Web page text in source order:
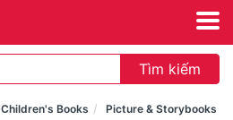
Tìm kiếm
Children's Books Picture & Storybooks